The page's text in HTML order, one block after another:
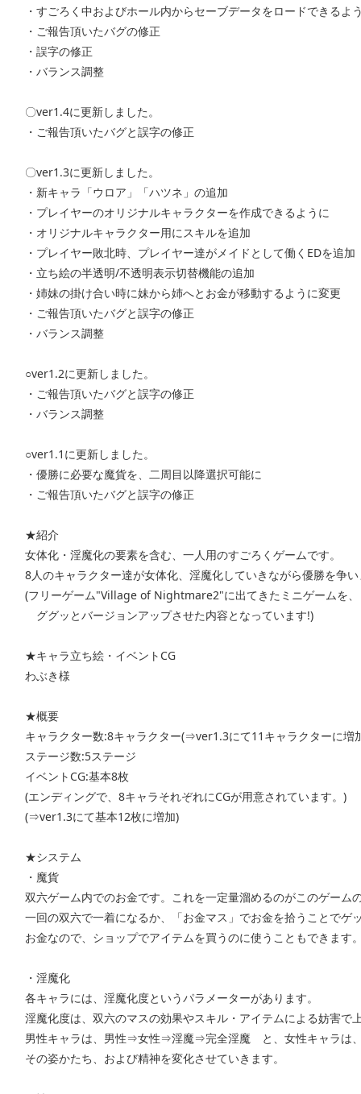
・すごろく中およびホール内からセーブデータをロードできるよ
・ご報告頂いたバグの修正
・誤字の修正
・バランス調整
〇ver1.4に更新しました。
・ご報告頂いたバグと誤字の修正
〇ver1.3に更新しました。
・新キャラ「ウロア」「ハツネ」の追加
・プレイヤーのオリジナルキャラクターを作成できるように
・オリジナルキャラクター用にスキルを追加
・プレイヤー敗北時、プレイヤー達がメイドとして働くEDを追加
・立ち絵の半透明/不透明表示切替機能の追加
・姉妹の掛け合い時に妹から姉へとお金が移動するように変更
・ご報告頂いたバグと誤字の修正
・バランス調整
○ver1.2に更新しました。
・ご報告頂いたバグと誤字の修正
・バランス調整
○ver1.1に更新しました。
・優勝に必要な魔貨を、二周目以降選択可能に
・ご報告頂いたバグと誤字の修正
★紹介
女体化・淫魔化の要素を含む、一人用のすごろくゲームです。
8人のキャラクター達が女体化、淫魔化していきながら優勝を争
(フリーゲーム"Village of Nightmare2"に出てきたミニゲームを、
ググッとバージョンアップさせた内容となっています!)
★キャラ立ち絵・イベントCG
わぶき様
★概要
キャラクター数:8キャラクター(⇒ver1.3にて11キャラクターに増
ステージ数:5ステージ
イベントCG:基本8枚
(エンディングで、8キャラそれぞれにCGが用意されています。)
(⇒ver1.3にて基本12枚に増加)
★システム
・魔貨
双六ゲーム内でのお金です。これを一定量溜めるのがこのゲーム
一回の双六で一着になるか、「お金マス」でお金を拾うことでゲ
お金なので、ショップでアイテムを買うのに使うこともできます
・淫魔化
各キャラには、淫魔化度というパラメーターがあります。
淫魔化度は、双六のマスの効果やスキル・アイテムによる妨害で
男性キャラは、男性⇒女性⇒淫魔⇒完全淫魔 と、女性キャラ
その姿かたち、および精神を変化させていきます。